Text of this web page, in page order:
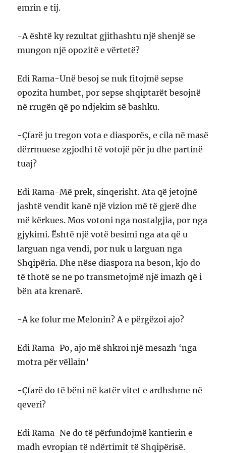
emrin e tij.
-A është ky rezultat gjithashtu një shenjë se
mungon një opozitë e vërtetë?
Edi Rama-Unë besoj se nuk fitojmë sepse
opozita humbet, por sepse shqiptarët besojnë
në rrugën që po ndjekim së bashku.
-Çfarë ju tregon vota e diasporës, e cila në masë
dërrmuese zgjodhi të votojë për ju dhe partinë
tuaj?
Edi Rama-Më prek, sinqerisht. Ata që jetojnë
jashtë vendit kanë një vizion më të gjerë dhe
më kërkues. Mos votoni nga nostalgjia, por nga
gjykimi. Është një votë besimi nga ata që u
larguan nga vendi, por nuk u larguan nga
Shqipëria. Dhe nëse diaspora na beson, kjo do
të thotë se ne po transmetojmë një imazh që i
bën ata krenarë.
-A ke folur me Melonin? A e përgëzoi ajo?
Edi Rama-Po, ajo më shkroi një mesazh ‘nga
motra për vëllain’
-Çfarë do të bëni në katër vitet e ardhshme në
qeveri?
Edi Rama-Ne do të përfundojmë kantierin e
madh evropian të ndërtimit të Shqipërisë.